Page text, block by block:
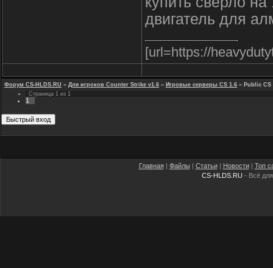
двигатель для
[url=https://
Форум CS-HLDS.RU » Для игроков Counter Strike v1.6 » Игровые серверы CS 1.6 » Public CS
Страница 1 из 1
1
Главная| Файлы | Статьи| Новости| Топ
CS-HLDS.RU - Всё